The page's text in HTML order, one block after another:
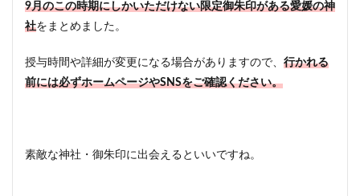
9月のこの時期にしかいただけない限定御朱印がある愛媛の神
社をまとめました。
授与時間や詳細が変更になる場合がありますので、 行かれる
前には必ずホームページやSNSをご確認ください。
素敵な神社・御朱印に出会えるといいですね。